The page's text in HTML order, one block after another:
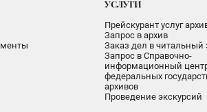
УСЛУГИ
Прейскурант услуг
Запрос в архив
Заказ дел в читальный
Запрос в Справочно-
информационный
федеральных
архивов
Проведение экскурсий